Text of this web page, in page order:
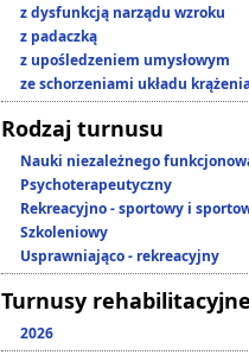
z dysfunkcją narządu wzroku
z padaczką
z upośledzeniem umysłowym
ze schorzeniami układu
Rodzaj turnusu
Nauki niezależnego
Psychoterapeutyczny
Rekreacyjno - sportowy i
Szkoleniowy
Usprawniająco - rekreacyjny
Turnusy rehabilitacyjne
2026